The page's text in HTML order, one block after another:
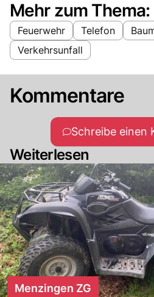
Mehr zum Thema:
Feuerwehr Telefon
Verkehrsunfall
Kommentare
Schreibe einen
Weiterlesen
Menzingen ZG